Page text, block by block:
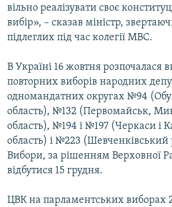
вільно реалізувати своє
вибір», – сказав міністр,
підлеглих під час колегії МВС.
В Україні 16 жовтня розпочалася
повторних виборів народних
одномандатних округах №94
область), №132 (Первомайськ,
область), №194 і №197 (Черкаси і
область) і №223 (Шевченківський
Вибори, за рішенням Верховної
відбутися 15 грудня.
ЦВК на парламентських виборах